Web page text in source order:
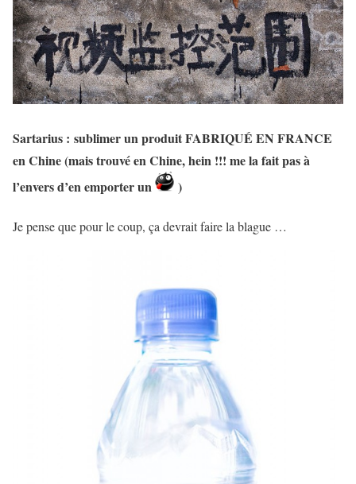
Sartarius : sublimer un produit FABRIQUÉ EN FRANCE
en Chine (mais trouvé en Chine, hein !!! me la fait pas à
l’envers d’en emporter un
)
Je pense que pour le coup, ça devrait faire la blague …